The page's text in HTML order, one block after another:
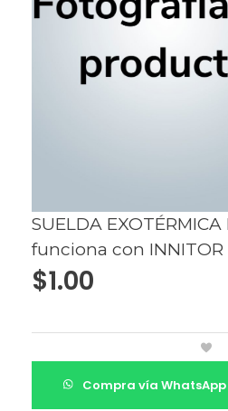
SUELDA EXOTÉRMICA
funciona con INNITOR
$1.00
Compra vía WhatsApp